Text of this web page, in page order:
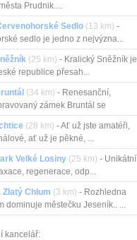
Prudnik....
Sedlo (13 km) -
sedlo je jedno z nejvýzna...
(25 km) - Kralický Sněžník je
republice přesah...
(34 km) - Renesanční,
zámek Bruntál se
(28 km) - Ať už jste amatéři,
ať už je pěkné, ...
Velké Losiny (25 km) - Unikátní
regenerace, odp...
Zlatý Chlum (3 km) - Rozhledna
dominuje městečku Jeseník.. ...
kancelář: